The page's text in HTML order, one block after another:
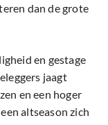
dan de grote
en gestage
jaagt
en een hoger
altseason zich